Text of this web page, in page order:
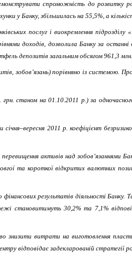
спроможність до розвитку
у Банку, збільшилась на 55,5%, а
послуг і виокремлення підрозділу «
доходів, дозволила Банку за
депозитів загальним обсягом 961,3 млн.
зобов’язань) порівняно із системою.
станом на 01.10.2011 р.) за
2011 р. коефіцієнт
активів над зобов’язаннями
та короткої відкритих валютних
результатів діяльності
становитимуть 30,2% та 7,1%
знизити витрати на виготовлення
відповідає задекларованій стратегії